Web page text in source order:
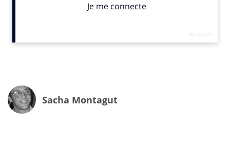
2. Hyper-distribution et pluri-consommation
formats : spin-offs, teasers, best-of, forums, Reels,
“écosystème narratif”, pas en silo.
3. Un ‘content lake’ toujours plus grand
Sacha Montagut